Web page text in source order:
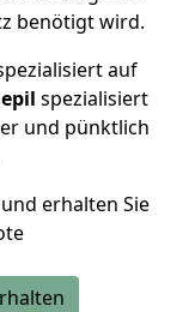
benötigt wird.
auf
spezialisiert
und pünktlich
erhalten Sie